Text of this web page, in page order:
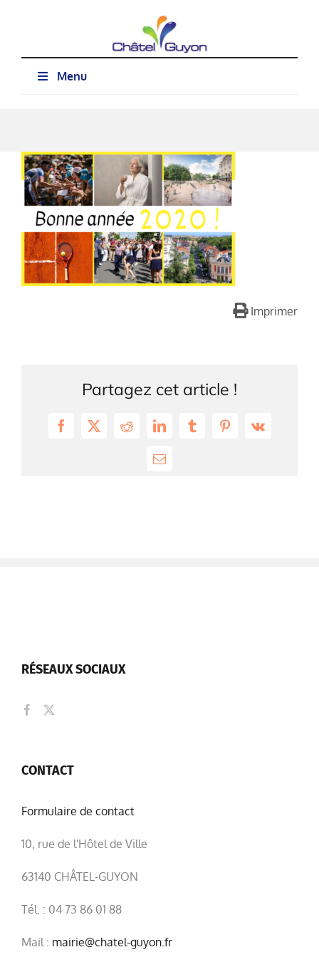
Menu
Imprimer
Partagez cet article !
Facebook
X RedditLinkedInTumblrPinterest
Vk
Email
RÉSEAUX SOCIAUX
CONTACT
Formulaire de contact
10, rue de l'Hôtel de Ville
63140 CHÂTEL-GUYON
Tél. : 04 73 86 01 88
Mail : mairie@chatel-guyon.fr